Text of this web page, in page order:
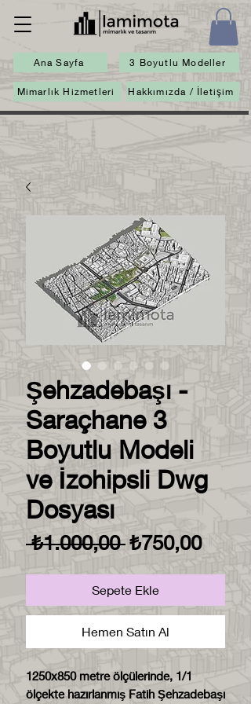
Ana Sayfa 3 Boyutlu Modeller
Mimarlık Hizmetleri Hakkımızda / İletişim
Şehzadebaşı -
Saraçhane 3
Boyutlu Modeli
ve İzohipsli Dwg
Dosyası
₺1.000,00 Normal
Fiyat
₺750,00
Fiyat
Sepete Ekle
Hemen Satın Al
1250x850 metre ölçülerinde, 1/1
ölçekte hazırlanmış Fatih Şehzadebaşı